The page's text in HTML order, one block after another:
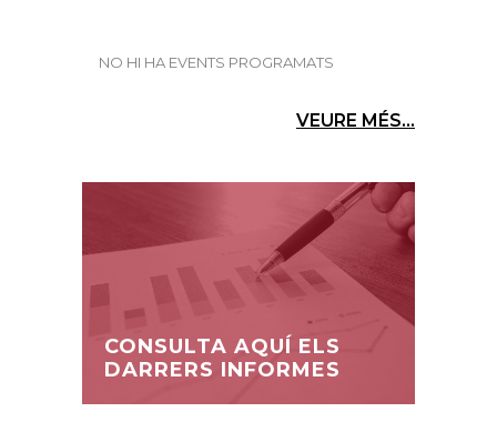
NO HI HA EVENTS PROGRAMATS
VEURE MÉS...
CONSULTA AQUÍ ELS
DARRERS INFORMES